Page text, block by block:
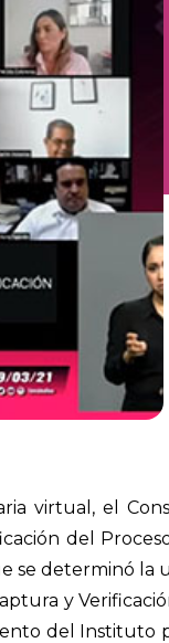
virtual, el
del
se determinó la
y
del Instituto